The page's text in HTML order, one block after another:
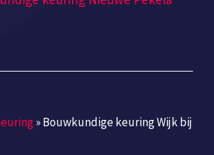
»Bouwkundige keuring Wijk bij